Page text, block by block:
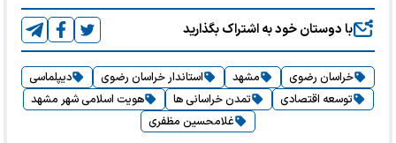
با دوستان خود به اشتراک بگذارید
خراسان رضوی مشهد استاندار خراسان رضوی
دیپلماسی
توسعه اقتصادی
تمدن خراسانی ها
هویت اسلامی شهر مشهد
غلامحسین مظفری